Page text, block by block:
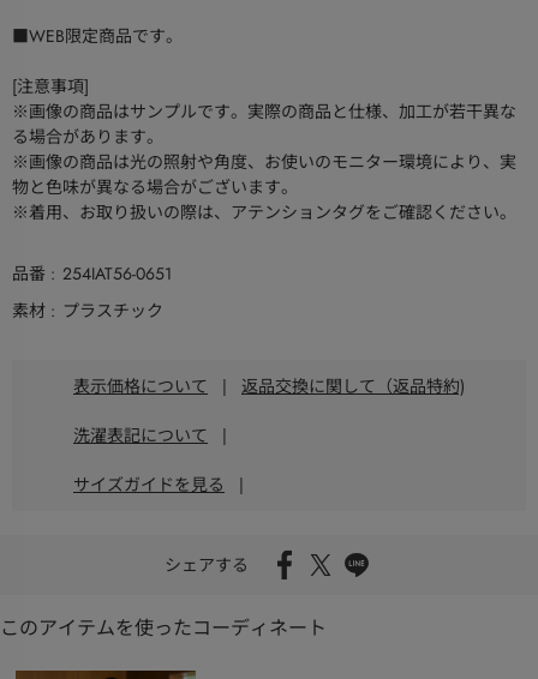
■WEB限定商品です。
[注意事項]
※画像の商品はサンプルです。実際の商品と仕様、加工が若干異な
る場合があります。
※画像の商品は光の照射や角度、お使いのモニター環境により、実
物と色味が異なる場合がございます。
※着用、お取り扱いの際は、アテンションタグをご確認ください。
品番
254IAT56-0651
素材
プラスチック
表示価格について | 返品交換に関して（返品特約)
洗濯表記について |
サイズガイドを見る |
シェアする
このアイテムを使ったコーディネート